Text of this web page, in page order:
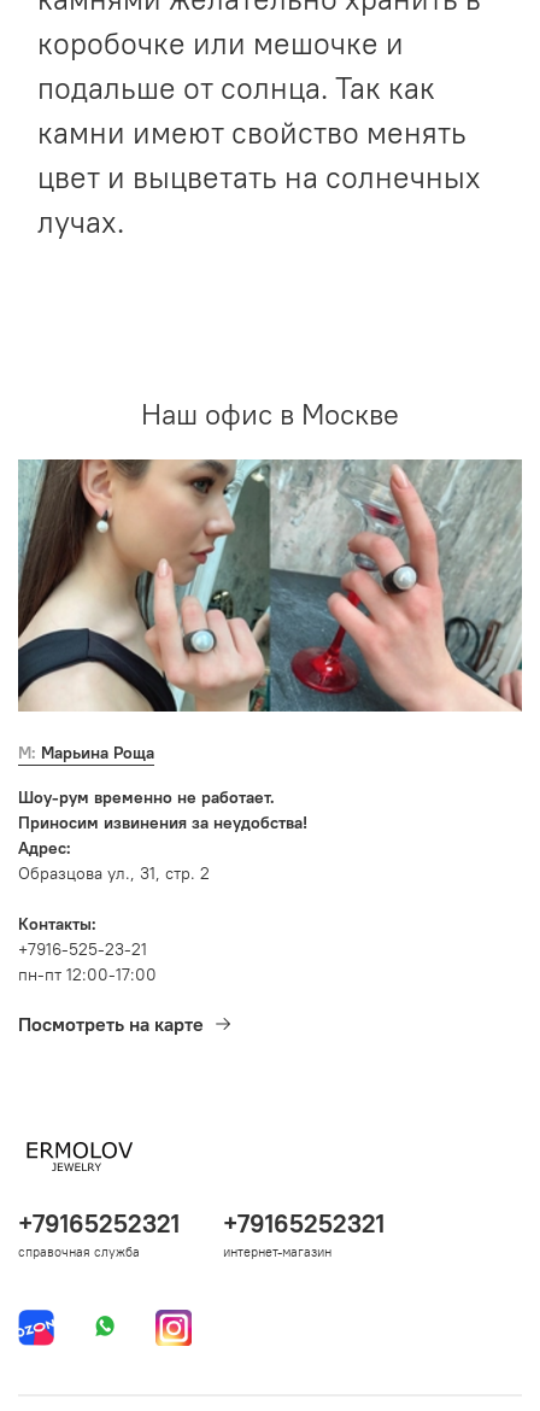
коробочке или мешочке и
подальше от солнца. Так как
камни имеют свойство менять
цвет и выцветать на солнечных
лучах.
Наш офис в Москве
М: Марьина Роща
Шоу-рум временно не работает.
Приносим извинения за неудобства!
Адрес:
Образцова ул., 31, стр. 2
Контакты:
+7916-525-23-21
пн-пт 12:00-17:00
Посмотреть на карте
+79165252321
справочная служба
+79165252321
интернет-магазин